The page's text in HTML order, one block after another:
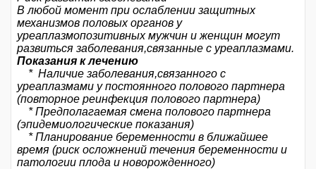
В любой момент при ослаблении защитных
механизмов половых органов у
уреаплазмопозитивных мужчин и женщин могут
развиться заболевания,связанные с уреаплазмами.
Показания к лечению
* Наличие заболевания,связанного с
уреаплазмами у постоянного полового партнера
(повторное реинфекция полового партнера)
* Предполагаемая смена полового партнера
(эпидемиологические показания)
* Планирование беременности в ближайшее
время (риск осложнений течения беременности и
патологии плода и новорожденного)